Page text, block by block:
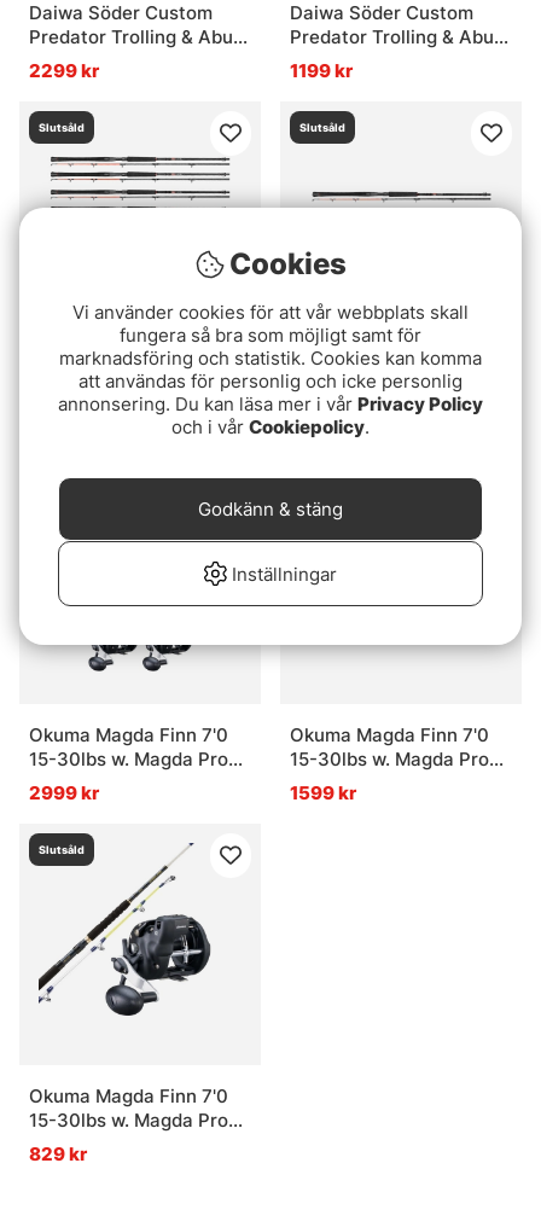
Daiwa Söder Custom
Predator Trolling & Abu
Garcia Cardinal Combo
2-Pack
2299 kr
Daiwa Söder Custom
Predator Trolling & Abu
Garcia Cardinal Combo
1199 kr
Slutsåld
Daiwa Söder Custom
Predator Trolling & Abu
Garcia Cardinal Combo
Slutsåld
Daiwa Söder Custom
Predator Trolling &
Okuma Convector LC
2699 kr
Slutsåld
Okuma Magda Finn 7'0
15-30lbs w. Magda Pro
20DXT Trolling Combo 4-
Pack
2999 kr
Okuma Magda Finn 7'0
15-30lbs w. Magda Pro
20DXT Trolling Combo 2-
Pack
1599 kr
Slutsåld
Okuma Magda Finn 7'0
15-30lbs w. Magda Pro
20DXT Trolling Combo
829 kr
Cookies
Vi använder cookies för att vår webbplats skall
fungera så bra som möjligt samt för
marknadsföring och statistik. Cookies kan komma
att användas för personlig och icke personlig
annonsering. Du kan läsa mer i vår Privacy Policy
och i vår Cookiepolicy.
Inställningar
Godkänn & stäng